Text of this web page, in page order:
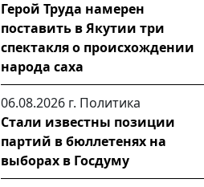
Герой Труда намерен
поставить в Якутии три
спектакля о происхождении
народа саха
06.08.2026 г. Политика
Стали известны позиции
партий в бюллетенях на
выборах в Госдуму